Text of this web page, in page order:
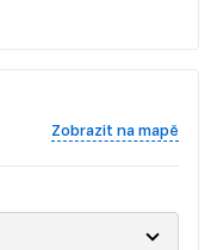
Zobrazit na mapě